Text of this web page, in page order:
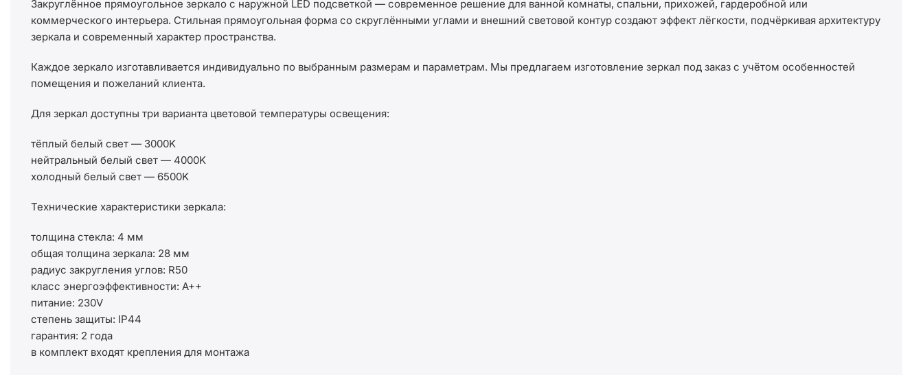
Закруглённое прямоугольное зеркало с наружной LED подсветкой — современное решение для ванной комнаты, спальни, прихожей, гардеробной или
коммерческого интерьера. Стильная прямоугольная форма со скруглёнными углами и внешний световой контур создают эффект лёгкости, подчёркивая архитектуру
зеркала и современный характер пространства.
Каждое зеркало изготавливается индивидуально по выбранным размерам и параметрам. Мы предлагаем изготовление зеркал под заказ с учётом особенностей
помещения и пожеланий клиента.
Для зеркал доступны три варианта цветовой температуры освещения:
тёплый белый свет — 3000K
нейтральный белый свет — 4000K
холодный белый свет — 6500K
Технические характеристики зеркала:
толщина стекла: 4 мм
общая толщина зеркала: 28 мм
радиус закругления углов: R50
класс энергоэффективности: A++
питание: 230V
степень защиты: IP44
гарантия: 2 года
в комплект входят крепления для монтажа